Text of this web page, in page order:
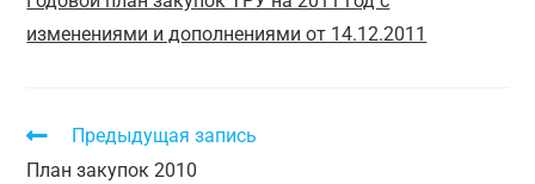
изменениями и дополнениями от 14.12.2011
Предыдущая запись
План закупок 2010